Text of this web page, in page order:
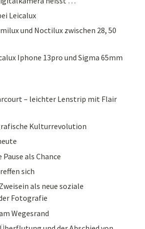
Leicalux
und Noctilux zwischen 28, 50
Iphone 13pro und Sigma 65mm
– leichter Lenstrip mit Flair
Kulturrevolution
als Chance
sich
als neue soziale
Fotografie
Wegesrand